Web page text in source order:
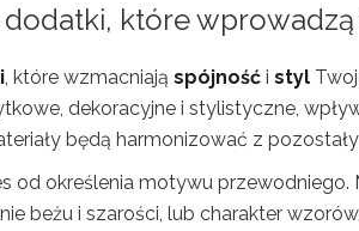
które wprowadzą
, które wzmacniają spójność i styl
dekoracyjne i stylistyczne,
będą harmonizować z
od określenia motywu
beżu i szarości, lub charakter